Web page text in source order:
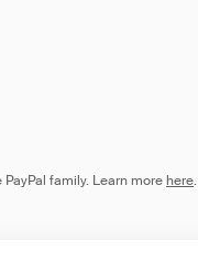
family. Learn more here.